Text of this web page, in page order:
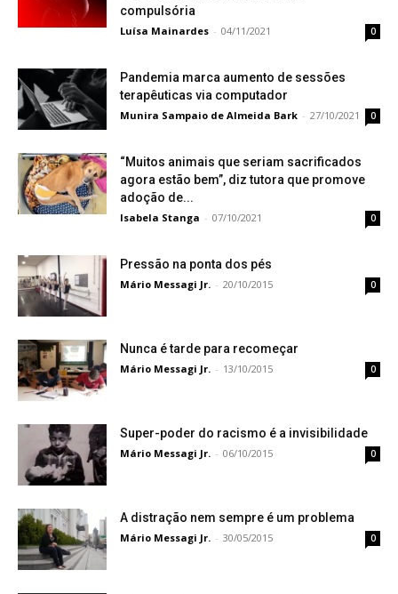
compulsória
Luísa Mainardes - 04/11/2021 0
Pandemia marca aumento de sessões
terapêuticas via computador
Munira Sampaio de Almeida Bark - 27/10/2021 0
“Muitos animais que seriam sacrificados
agora estão bem”, diz tutora que promove
adoção de...
Isabela Stanga - 07/10/2021 0
Pressão na ponta dos pés
Mário Messagi Jr. - 20/10/2015 0
Nunca é tarde para recomeçar
Mário Messagi Jr. - 13/10/2015 0
Super-poder do racismo é a invisibilidade
Mário Messagi Jr. - 06/10/2015 0
A distração nem sempre é um problema
Mário Messagi Jr. - 30/05/2015 0